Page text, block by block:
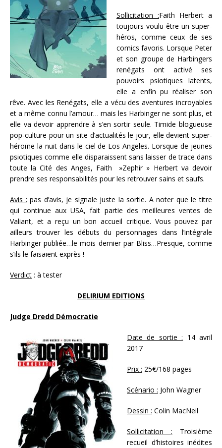
Sollicitation :Faith Herbert a
toujours voulu être un super-
héros, comme ceux de ses
comics favoris. Lorsque Peter
et son groupe de Harbingers
renégats ont activé ses
pouvoirs psiotiques latents,
elle a enfin pu réaliser son
rêve. Avec les Renégats, elle a vécu des aventures incroyables
et a même connu l’amour… mais les Harbinger ne sont plus, et
elle va devoir apprendre à s’en sortir seule. Timide blogueuse
pop-culture pour un site d’actualités le jour, elle devient super-
héroïne la nuit dans le ciel de Los Angeles. Lorsque de jeunes
psiotiques comme elle disparaissent sans laisser de trace dans
toute la Cité des Anges, Faith »Zephir » Herbert va devoir
prendre ses responsabilités pour les retrouver sains et saufs.
Avis : pas d’avis, je signale juste la sortie. A noter que le titre
qui continue aux USA, fait partie des meilleures ventes de
Valiant, et a reçu un bon accueil critique. Vous pouvez par
ailleurs trouver les débuts du personnages dans l’intégrale
Harbinger publiée…le mois dernier par Bliss…Presque, comme
s’ils le faisaient exprès !
Verdict : à tester
DELIRIUM EDITIONS
Judge Dredd Démocratie
Date de sortie : 14 avril
2017
Prix : 25€/168 pages
Scénario : John Wagner
Dessin : Colin MacNeil
Sollicitation : Troisième
recueil d’histoires inédites